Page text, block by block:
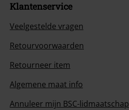
Klantenservice
Veelgestelde vragen
Retourvoorwaarden
Retourneer item
Algemene maat info
Annuleer mijn BSC-lidmaatschap